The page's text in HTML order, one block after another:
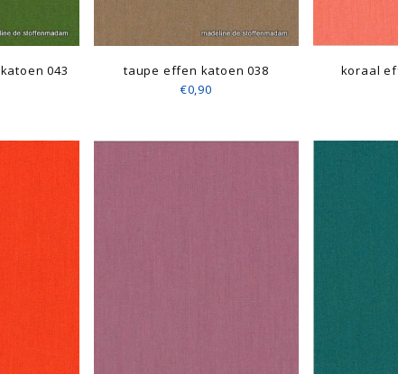
043
taupe effen katoen 038
€0,90
koraal